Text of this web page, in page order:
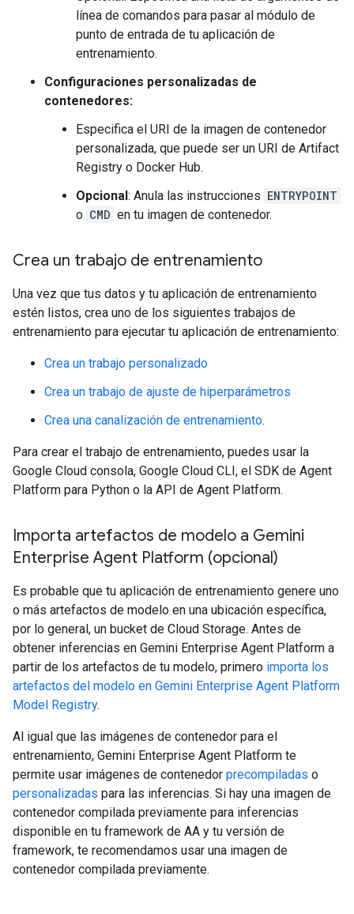
línea de comandos para pasar al módulo de
punto de entrada de tu aplicación de
entrenamiento.
Configuraciones personalizadas de
contenedores:
Especifica el URI de la imagen de contenedor
personalizada, que puede ser un URI de Artifact
Registry o Docker Hub.
Opcional: Anula las instrucciones ENTRYPOINT
o CMD en tu imagen de contenedor.
Crea un trabajo de entrenamiento
Una vez que tus datos y tu aplicación de entrenamiento
estén listos, crea uno de los siguientes trabajos de
entrenamiento para ejecutar tu aplicación de entrenamiento:
Crea un trabajo personalizado
Crea un trabajo de ajuste de hiperparámetros
Crea una canalización de entrenamiento.
Para crear el trabajo de entrenamiento, puedes usar la
Google Cloud consola, Google Cloud CLI, el SDK de Agent
Platform para Python o la API de Agent Platform.
Importa artefactos de modelo a Gemini
Enterprise Agent Platform (opcional)
Es probable que tu aplicación de entrenamiento genere uno
o más artefactos de modelo en una ubicación específica,
por lo general, un bucket de Cloud Storage. Antes de
obtener inferencias en Gemini Enterprise Agent Platform a
partir de los artefactos de tu modelo, primero importa los
artefactos del modelo en Gemini Enterprise Agent Platform
Model Registry.
Al igual que las imágenes de contenedor para el
entrenamiento, Gemini Enterprise Agent Platform te
permite usar imágenes de contenedor precompiladas o
personalizadas para las inferencias. Si hay una imagen de
contenedor compilada previamente para inferencias
disponible en tu framework de AA y tu versión de
framework, te recomendamos usar una imagen de
contenedor compilada previamente.